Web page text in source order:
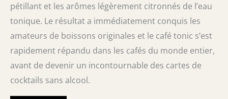
pétillant et les arômes légèrement citronnés de l’eau
tonique. Le résultat a immédiatement conquis les
amateurs de boissons originales et le café tonic s’est
rapidement répandu dans les cafés du monde entier,
avant de devenir un incontournable des cartes de
cocktails sans alcool.